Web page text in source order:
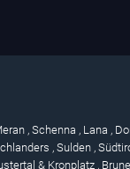
, Schenna , Lana ,
, Sulden ,
& Kronplatz ,